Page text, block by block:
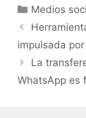
C
a
e
g
o
Medios
impulsada
La
WhatsApp es